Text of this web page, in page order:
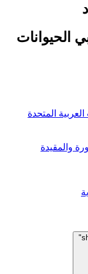
الحيوانات
المتحدة
والمقيدة